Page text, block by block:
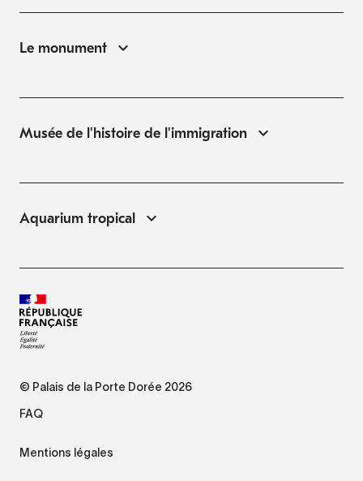
Le monument
Musée de l'histoire de l'immigration
Aquarium tropical
© Palais de la Porte Dorée 2026
FAQ
Mentions légales